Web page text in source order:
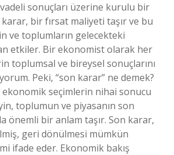
sonuçları üzerine kurulu bir
karar, bir fırsat maliyeti taşır ve bu
ve toplumların gelecekteki
etkiler. Bir ekonomist olarak her
toplumsal ve bireysel sonuçlarını
Peki, “son karar” ne demek?
seçimlerin nihai sonucu
toplumun ve piyasanın son
önemli bir anlam taşır. Son karar,
geri dönülmesi mümkün
ifade eder. Ekonomik bakış